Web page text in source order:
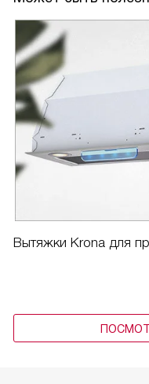
Вытяжки Krona для